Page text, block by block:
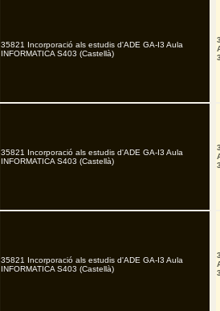
35821 Incorporació als estudis d'ADE GA-I3 Aula
INFORMATICA S403 (Castellà)
35821 Incorporació als estudis d'ADE GA-I3 Aula
INFORMATICA S403 (Castellà)
35821 Incorporació als estudis d'ADE GA-I3 Aula
INFORMATICA S403 (Castellà)